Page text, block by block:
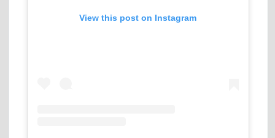
View this post on Instagram